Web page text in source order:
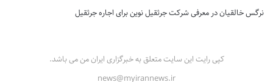
نرگس خالقیاندر معرفی شرکت جرثقیل نوین برای اجاره جرثقیل
کپی رایت این سایت متعلق به خبرگزاری ایران من می باشد.
news@myirannews.ir